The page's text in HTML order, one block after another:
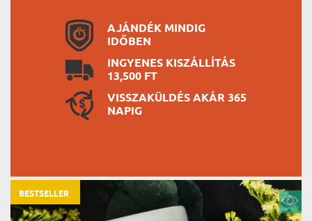
AJÁNDÉK MINDIG
IDŐBEN
INGYENES KISZÁLLÍTÁS
13,500 FT
VISSZAKÜLDÉS AKÁR 365
NAPIG
BESTSELLER